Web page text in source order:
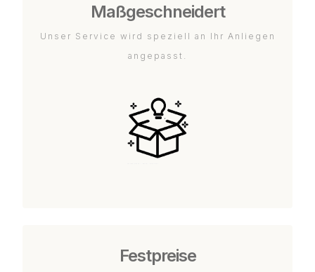
Maßgeschneidert
Unser Service wird speziell an Ihr Anliegen
angepasst.
Festpreise